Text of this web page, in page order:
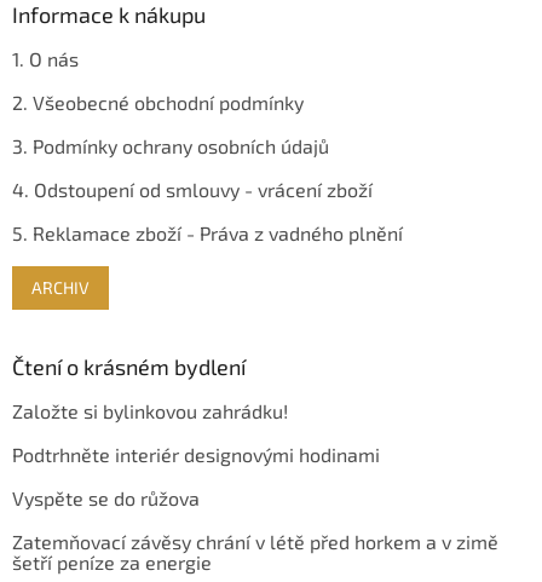
Informace k nákupu
1. O nás
2. Všeobecné obchodní podmínky
3. Podmínky ochrany osobních údajů
4. Odstoupení od smlouvy - vrácení zboží
5. Reklamace zboží - Práva z vadného plnění
ARCHIV
Čtení o krásném bydlení
Založte si bylinkovou zahrádku!
Podtrhněte interiér designovými hodinami
Vyspěte se do růžova
Zatemňovací závěsy chrání v létě před horkem a v zimě
šetří peníze za energie